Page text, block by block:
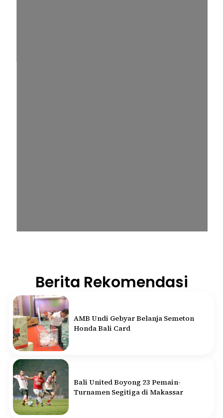
Berita Rekomendasi
AMB Undi Gebyar Belanja Semeton
Honda Bali Card
Bali United Boyong 23 Pemain-
Turnamen Segitiga di Makassar